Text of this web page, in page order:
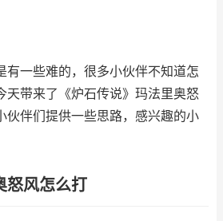
有一些难的，很多小伙伴不知道怎
天带来了 《炉石传说》玛法里奥怒
伙伴们提供一些思路，感兴趣的小
怒风怎么打